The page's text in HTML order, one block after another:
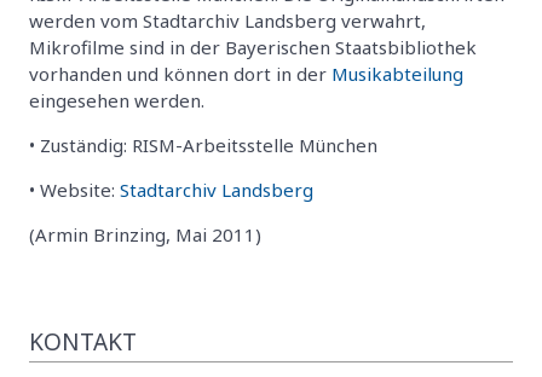
werden vom Stadtarchiv Landsberg verwahrt,
Mikrofilme sind in der Bayerischen Staatsbibliothek
vorhanden und können dort in der Musikabteilung
eingesehen werden.
• Zuständig: RISM-Arbeitsstelle München
• Website: Stadtarchiv Landsberg
(Armin Brinzing, Mai 2011)
KONTAKT